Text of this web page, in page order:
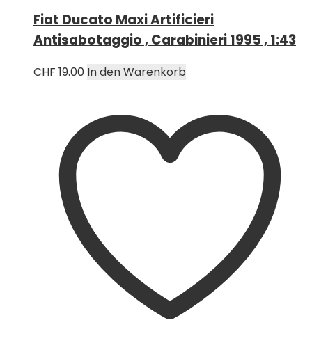
Fiat Ducato Maxi Artificieri
Antisabotaggio , Carabinieri 1995 , 1:43
CHF 19.00 In den Warenkorb